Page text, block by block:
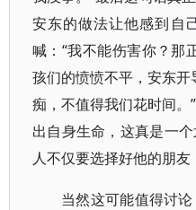
安东的做法让他感到自
喊：“我不能伤害你？那
孩们的愤愤不平，安东开
痴，不值得我们花时间
出自身生命，这真是一
人不仅要选择好他的朋友
当然这可能值得讨